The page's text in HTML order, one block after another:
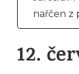
nařčen z
12.